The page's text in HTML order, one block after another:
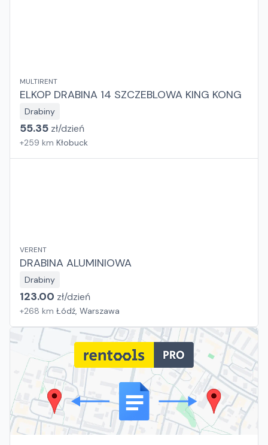
MULTIRENT
ELKOP DRABINA 14 SZCZEBLOWA KING KONG
Drabiny
55.35 zł/dzień
+259 km Kłobuck
VERENT
DRABINA ALUMINIOWA
Drabiny
123.00 zł/dzień
+268 km Łódź, Warszawa